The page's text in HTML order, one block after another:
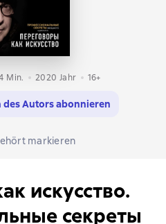
Min. 2020 Jahr 16+
Autors abonnieren
markieren
искусство.
секреты